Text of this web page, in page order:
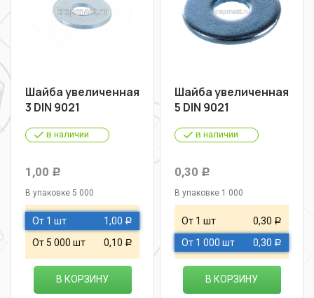
Шайба увеличенная
3 DIN 9021
в наличии
1,00 Р
В упаковке 5 000
От 1 шт 1,00 Р
От 5 000 шт 0,10 Р
В КОРЗИНУ
Шайба увеличенная
5 DIN 9021
в наличии
0,30 Р
В упаковке 1 000
От 1 шт 0,30 Р
От 1 000 шт 0,30 Р
В КОРЗИНУ